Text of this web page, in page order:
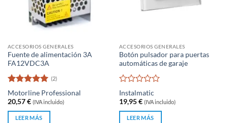
ACCESORIOS GENERALES
Fuente de alimentación 3A
FA12VDC3A
Valorado
con5 de 5
(2)
Motorline Professional
20,57€ (IVA incluido)
LEER MÁS
ACCESORIOS GENERALES
Botón pulsador para puertas
automáticas de garaje
Valorado
con
0
Instalmatic
19,95€ (IVA incluido)
LEER MÁS